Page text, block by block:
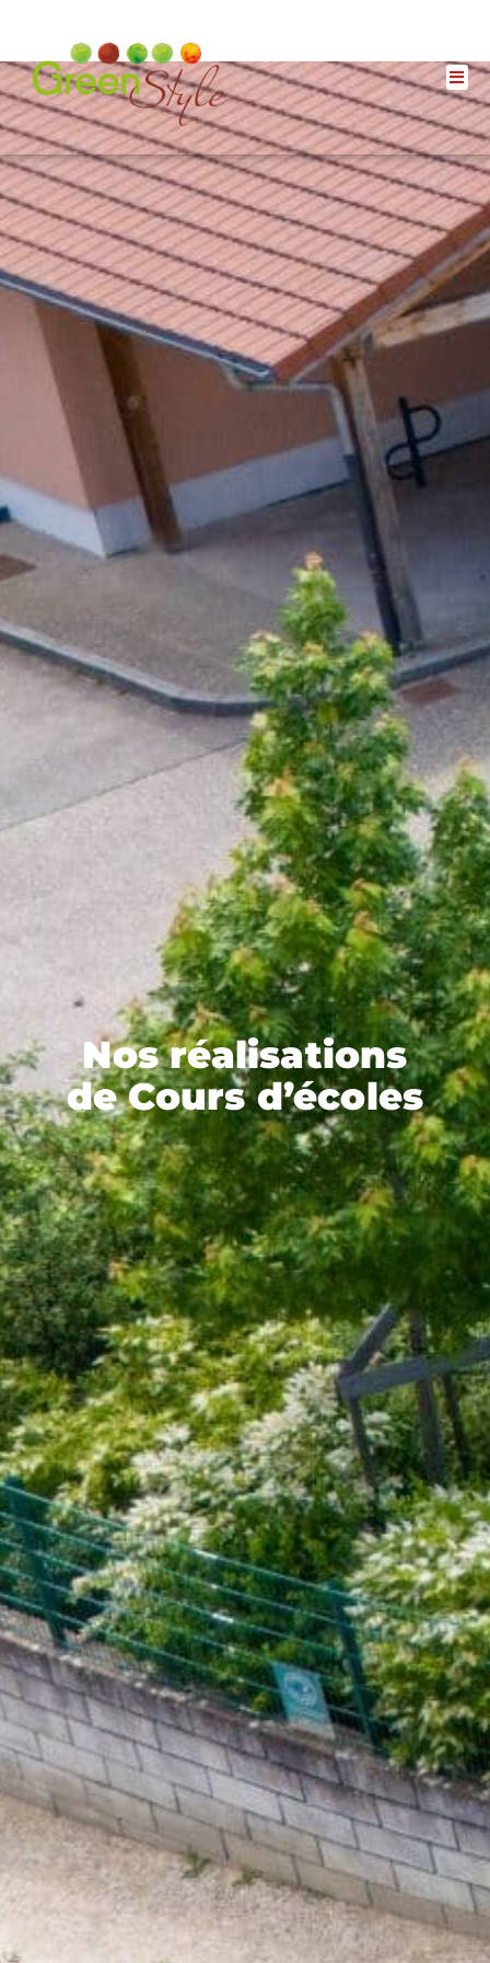
Nos réalisations
de Cours d’écoles